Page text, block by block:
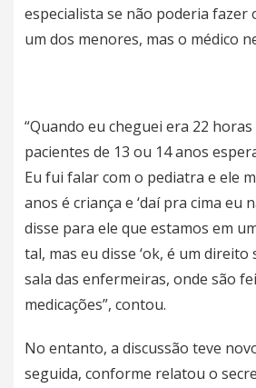
especialista se não poderia fazer
um dos menores, mas o médico
“Quando eu cheguei era 22
pacientes de 13 ou 14 anos
Eu fui falar com o pediatra e ele
anos é criança e ‘daí pra cima eu
disse para ele que estamos em
tal, mas eu disse ‘ok, é um direito
sala das enfermeiras, onde são
medicações”, contou.
No entanto, a discussão teve
seguida, conforme relatou o